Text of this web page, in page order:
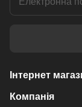
Інтернет
Компанія